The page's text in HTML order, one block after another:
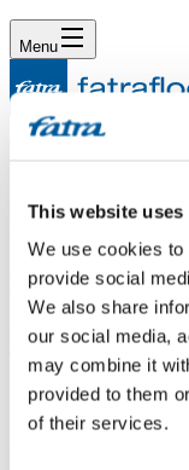
This website uses
We use cookies
provide social
We also share
our social media,
may combine it
provided to them
of their services.
Menu
Domů/
Parní čistič
Dotaz
Dobrý den, je možné
Thermofix parní
Odpověď